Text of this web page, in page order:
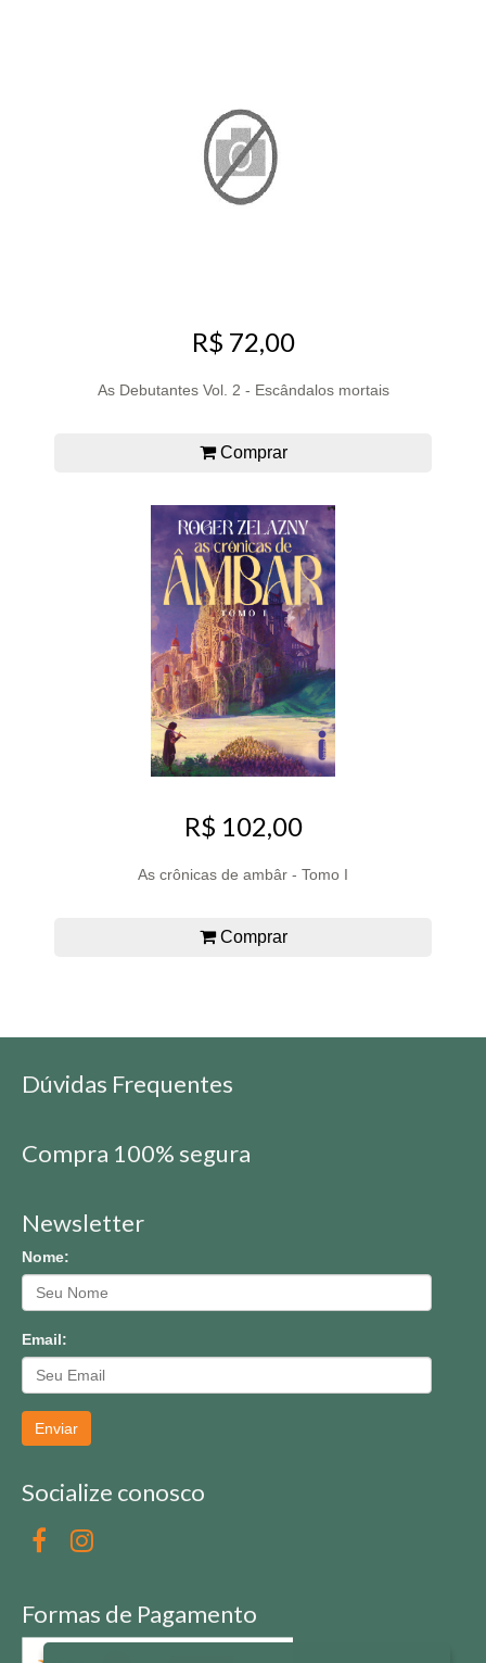
R$ 72,00
As Debutantes Vol. 2 - Escândalos mortais
Comprar
R$ 102,00
As crônicas de ambâr - Tomo I
Comprar
Dúvidas Frequentes
Compra 100% segura
Newsletter
Nome:
Email:
Enviar
Socialize conosco
Formas de Pagamento